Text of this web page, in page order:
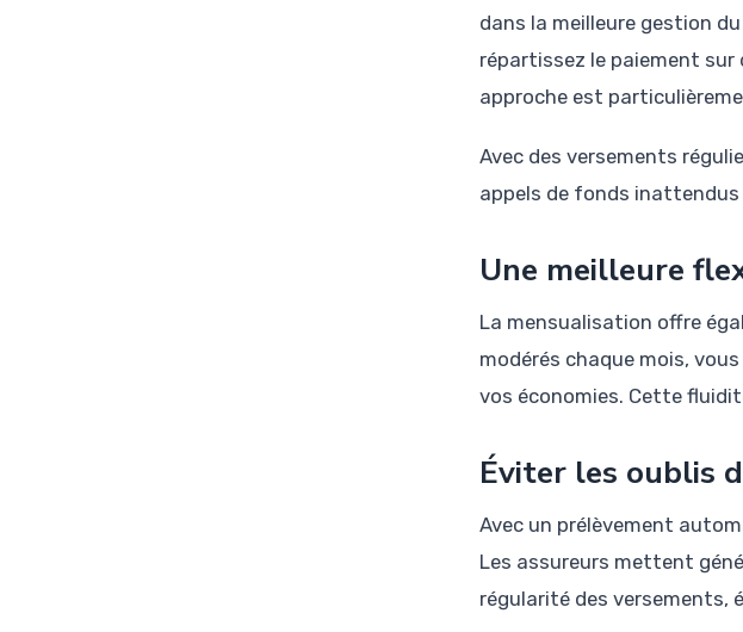
dans la meilleure gestion
répartissez le paiement
approche est
Avec des versements
appels de fonds
Une meilleure
La mensualisation offre
modérés chaque mois,
vos économies. Cette
Éviter les oublis
Avec un prélèvement
Les assureurs mettent
régularité des versements,